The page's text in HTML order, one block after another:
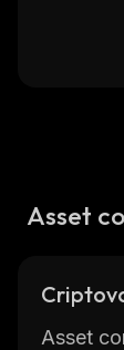
Asset
Asset